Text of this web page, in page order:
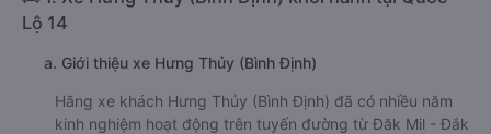
Lộ 14
a. Giới thiệu xe Hưng Thủy (Bình Định)
Hãng xe khách Hưng Thủy (Bình Định) đã có nhiều năm
kinh nghiệm hoạt động trên tuyến đường từ Đăk Mil - Đắk